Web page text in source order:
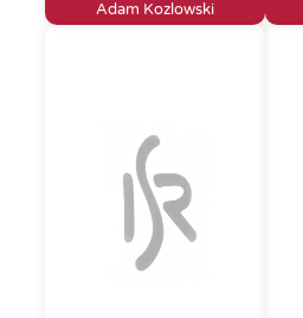
Adam Kozlowski